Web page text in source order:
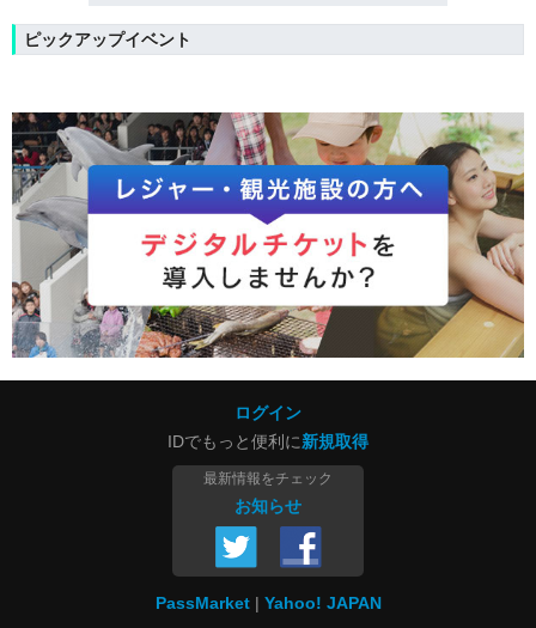
ピックアップイベント
ログイン
IDでもっと便利に新規取得
最新情報をチェック
お知らせ
PassMarket Yahoo! JAPAN